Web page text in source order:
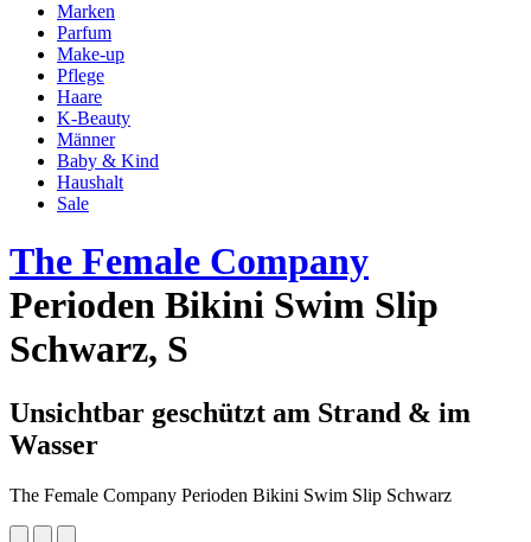
Marken
Parfum
Make-up
Pflege
Haare
K-Beauty
Männer
Baby & Kind
Haushalt
Sale
The Female Company
Perioden Bikini Swim Slip
Schwarz, S
Unsichtbar geschützt am Strand & im
Wasser
The Female Company Perioden Bikini Swim Slip Schwarz